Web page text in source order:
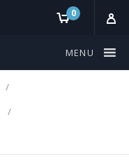
0
MENU